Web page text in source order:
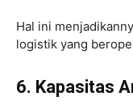
Hal ini
logistik yang
6. Kapasitas